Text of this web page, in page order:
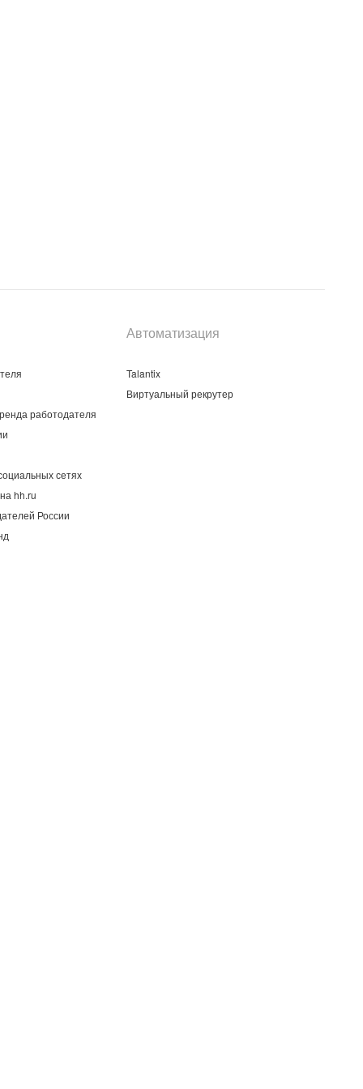
работодателя
сетях
hh.ru
России
Автоматизация
Talantix
Виртуальный рекрутер